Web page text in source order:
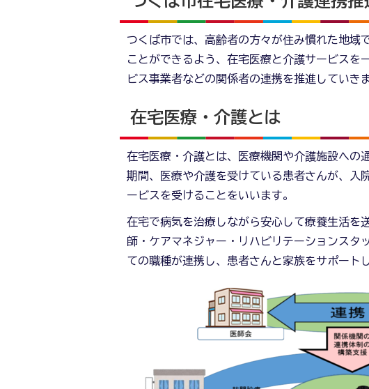
つくば市では、高齢者の方々が住み慣れた地域
ことができるよう、在宅医療と介護サービスを
ビス事業者などの関係者の連携を推進していきま
在宅医療・介護とは
在宅医療・介護とは、医療機関や介護施設への
期間、医療や介護を受けている患者さんが、入
ービスを受けることをいいます。
在宅で病気を治療しながら安心して療養生活を
師・ケアマネジャー・リハビリテーションスタ
ての職種が連携し、患者さんと家族をサポート